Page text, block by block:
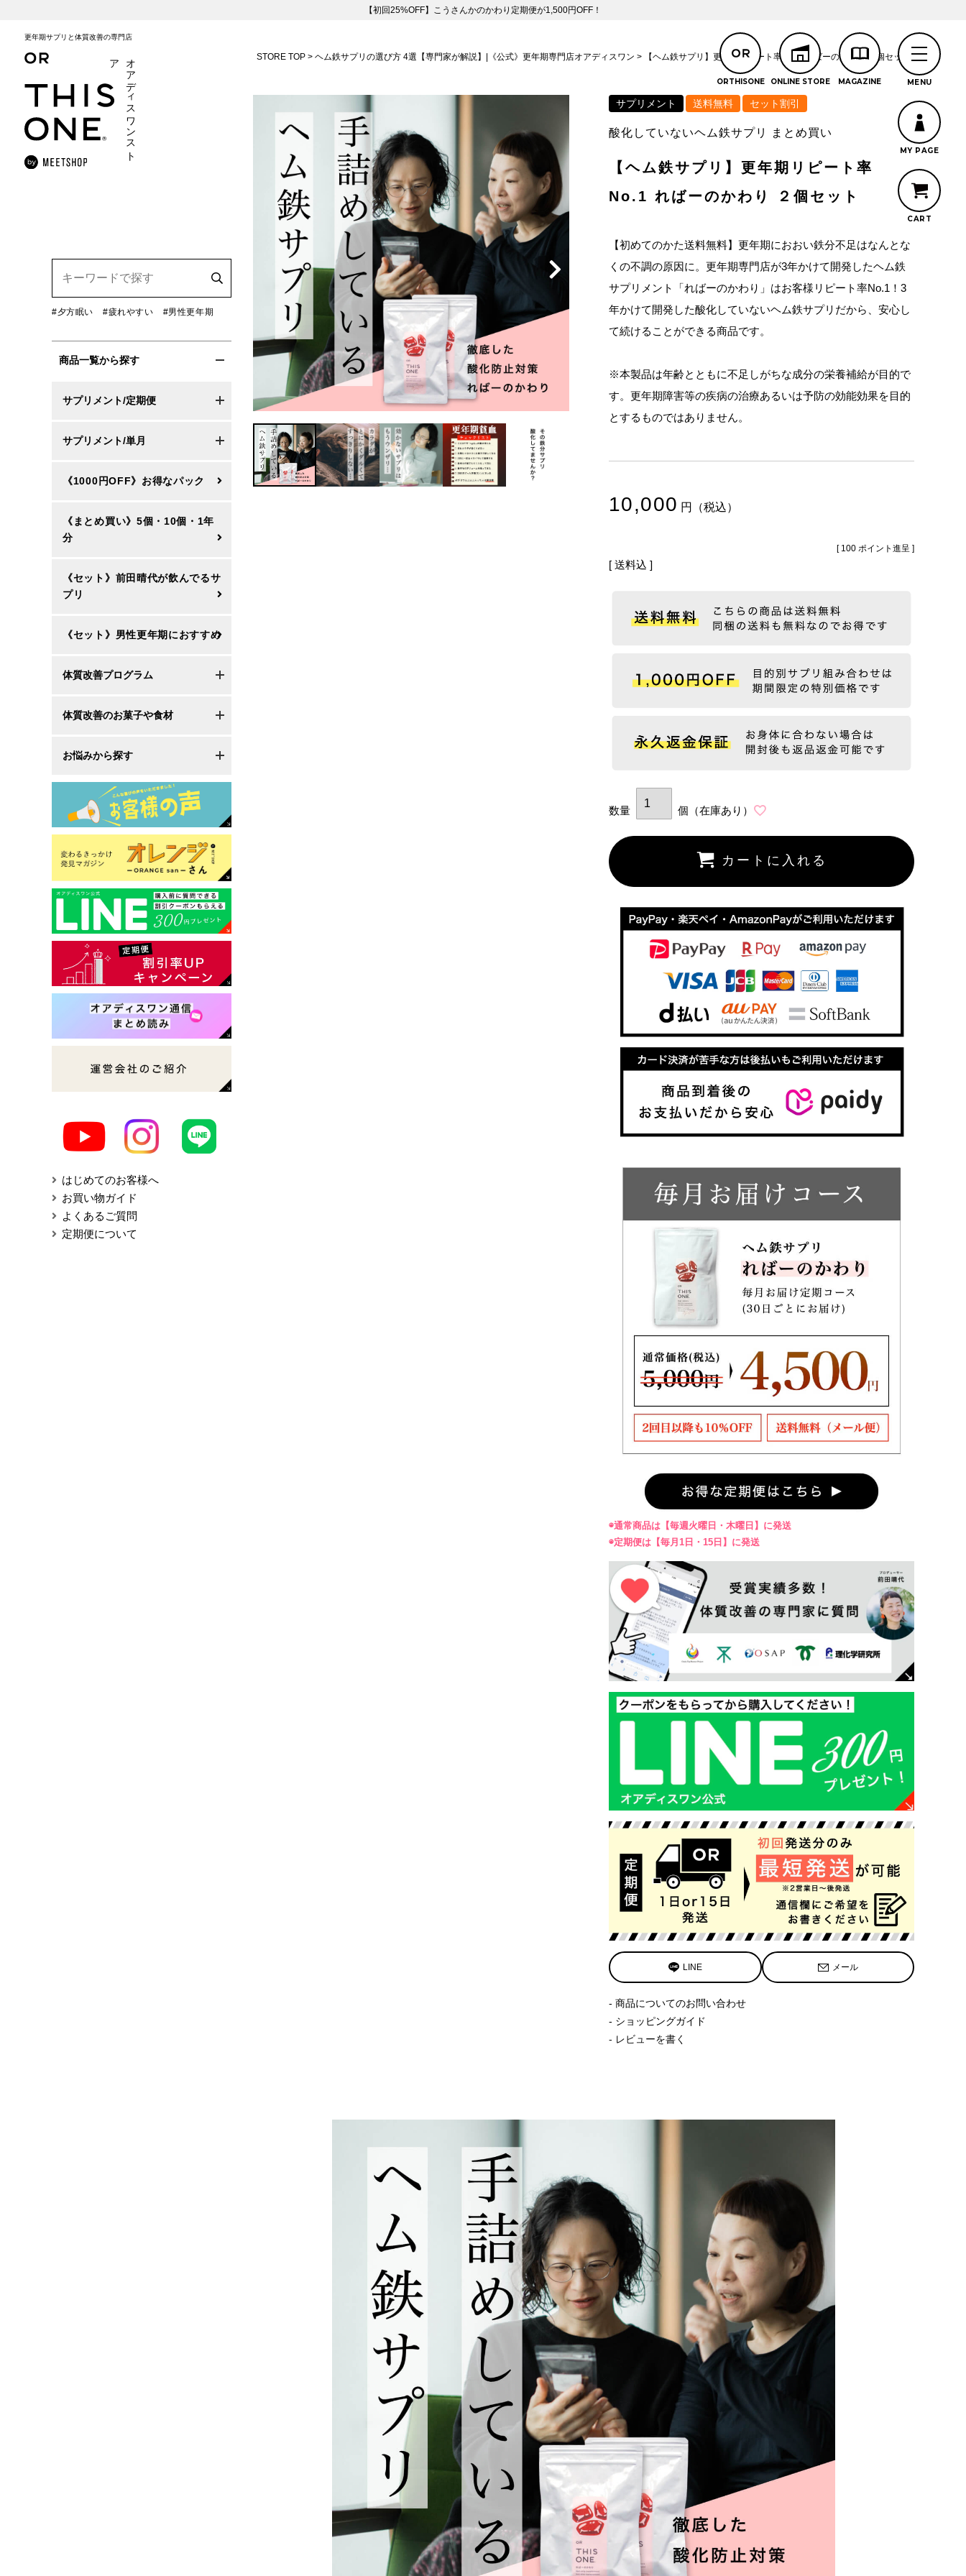
【初回25%OFF】こうさんかのかわり定期便が1,500円OFF！
オ
ア
デ
ィ
ス
ワ
ン
ス
ト
ア
更年期サプリと体質改善の専門店
#夕方眠い #疲れやすい #男性更年期
商品一覧から探す
サプリメント/定期便
サプリメント/単月
《1000円OFF》お得なパック
《まとめ買い》5個・10個・1年
分
《セット》前田晴代が飲んでるサ
プリ
《セット》男性更年期におすすめ
体質改善プログラム
体質改善のお菓子や食材
お悩みから探す
はじめてのお客様へ
お買い物ガイド
よくあるご質問
定期便について
STORE TOP ヘム鉄サプリの選び方 4選【専門家が解説】|《公式》更年期専門店オアディスワン 【ヘム鉄サプリ】更年期リピート率 No.1 ればーのかわり ２個セット
サプリメント 送料無料 セット割引
酸化していないヘム鉄サプリ まとめ買い
【ヘム鉄サプリ】更年期リピート率
No.1 ればーのかわり ２個セット
【初めてのかた送料無料】更年期におおい鉄分不足はなんとな
くの不調の原因に。更年期専門店が3年かけて開発したヘム鉄
サプリメント「ればーのかわり」はお客様リピート率No.1！3
年かけて開発した酸化していないヘム鉄サプリだから、安心し
て続けることができる商品です。
※本製品は年齢とともに不足しがちな成分の栄養補給が目的で
す。更年期障害等の疾病の治療あるいは予防の効能効果を目的
とするものではありません。
10,000 税込
[ 100 ポイント進呈 ]
送料込
カートに入れる
◉通常商品は【毎週火曜日・木曜日】に発送
◉定期便は【毎月1日・15日】に発送
LINE メール
商品についてのお問い合わせ
ショッピングガイド
レビューを書く